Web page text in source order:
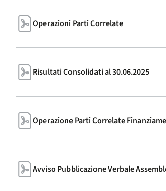
Operazioni Parti Correlate
Risultati Consolidati al 30.06.2025
Operazione Parti Correlate
Avviso Pubblicazione Verbale